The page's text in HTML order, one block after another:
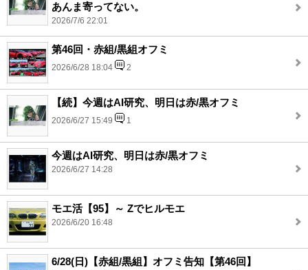
あんま寄ってない。
2026/7/6 22:01
第46回・赤組/黒組オフミ
2026/6/28 18:04 2
【続】今週はAI研究、明日は赤/黒オフミ
2026/6/27 15:49 1
今週はAI研究、明日は赤/黒オフミ
2026/6/27 14:28
モエ活【95】～ Zでヒルモエ
2026/6/20 16:48
6/28(日)【赤組/黒組】オフミ告知【第46回】